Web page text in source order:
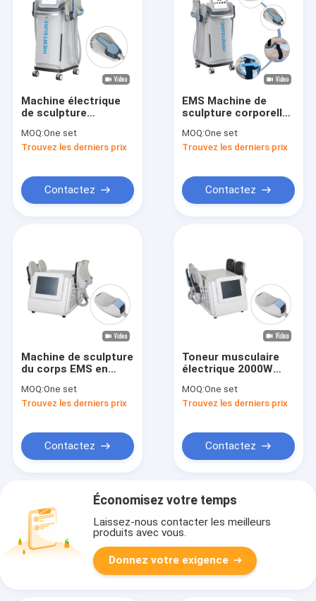
Machine électrique
de sculpture
pour la combustion
des graisses et la
MOQ:One set
Trouvez les derniers prix
Contactez
EMS Machine de
sculpture corporelle
corporelle pour le
tonnement
MOQ:One set
Trouvez les derniers prix
Contactez
Machine de sculpture
du corps EMS en
tonique musculaire
efficace stimuler la
MOQ:One set
Trouvez les derniers prix
Contactez
Toneur musculaire
électrique 2000W
minceur de corps
machine de sculpture
MOQ:One set
Trouvez les derniers prix
Contactez
Économisez votre temps
Laissez-nous contacter les meilleurs
produits avec vous.
Donnez votre exigence